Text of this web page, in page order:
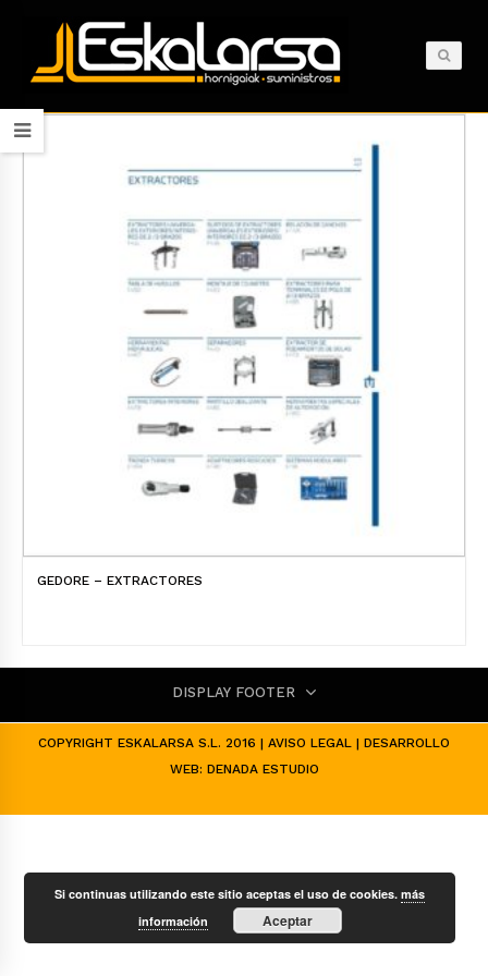
GEDORE – EXTRACTORES
DISPLAY FOOTER
COPYRIGHT ESKALARSA S.L. 2016 | AVISO LEGAL | DESARROLLO
WEB: DENADA ESTUDIO
Si continuas utilizando este sitio aceptas el uso de cookies.más
información
Aceptar